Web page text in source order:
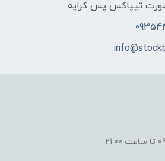
تیپاکس پس کرایه